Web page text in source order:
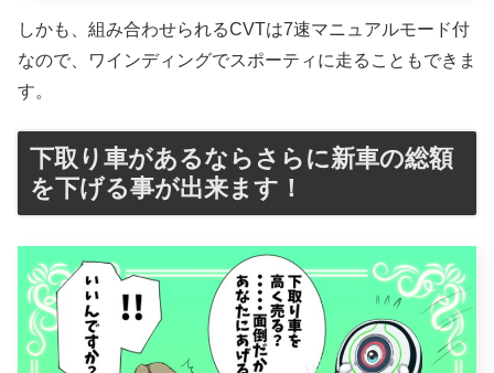
しかも、組み合わせられるCVTは7速マニュアルモード付
なので、ワインディングでスポーティに走ることもできま
す。
下取り車があるならさらに新車の総額
を下げる事が出来ます！